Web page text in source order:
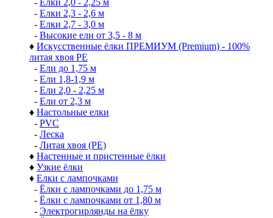
- Елки 2,0 - 2,25 м
- Елки 2,3 - 2,6 м
- Елки 2,7 - 3,0 м
- Высокие ели от 3,5 - 8 м
♦ Искусственные ёлки ПРЕМИУМ (Premium) - 100%
литая хвоя РЕ
- Ели до 1,75 м
- Ели 1,8-1,9 м
- Ели 2,0 - 2,25 м
- Ели от 2,3 м
♦ Настольные елки
- PVC
- Леска
- Литая хвоя (РЕ)
♦ Настенные и пристенные ёлки
♦ Узкие ёлки
♦ Елки с лампочками
- Ёлки с лампочками до 1,75 м
- Ёлки с лампочками от 1,80 м
- Электрогирлянды на ёлку